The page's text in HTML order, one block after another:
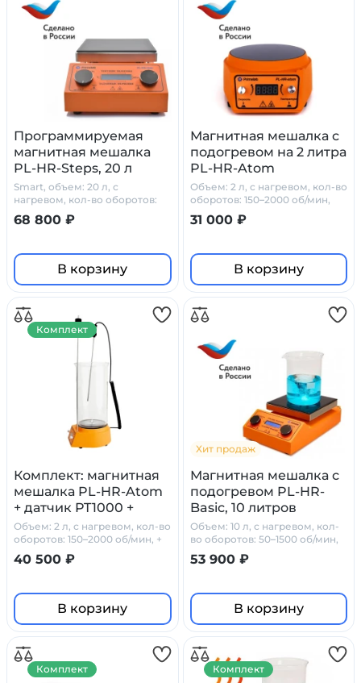
Программируемая
магнитная мешалка
PL-HR-Steps, 20 л
Smart, объем: 20 л, с
нагревом, кол-во оборотов:
50–1500 об/мин
68 800 ₽
В корзину
Магнитная мешалка с
подогревом на 2 литра
PL-HR-Atom
Объем: 2 л, с нагревом, кол-во
оборотов: 150–2000 об/мин,
стеклокерамика
31 000 ₽
В корзину
Комплект: магнитная
мешалка PL-HR-Atom
+ датчик PT1000 +
штатив
Объем: 2 л, с нагревом, кол-во
оборотов: 150–2000 об/мин, +
PT1000 + штатив
40 500 ₽
В корзину
Комплект
Хит продаж
Магнитная мешалка с
подогревом PL-HR-
Basic, 10 литров
Объем: 10 л, с нагревом, кол-
во оборотов: 50–1500 об/мин,
стеклокерамика
53 900 ₽
В корзину
Комплект Комплект